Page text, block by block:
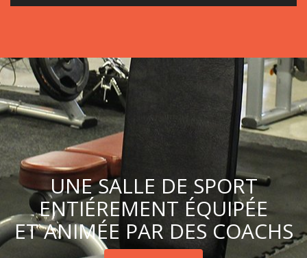
UNE SALLE DE SPORT
ENTIÉREMENT ÉQUIPÉE
ET ANIMÉE PAR DES COACHS